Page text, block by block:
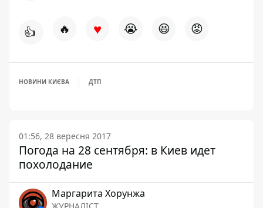
👍 🔥 ♥ 😭 😆 😡
НОВИНИ КИЄВА ДТП
01:56, 28 вересня 2017
Погода на 28 сентября: в Киев идет
похолодание
Маргарита Хорунжа
ЖУРНАЛІСТ